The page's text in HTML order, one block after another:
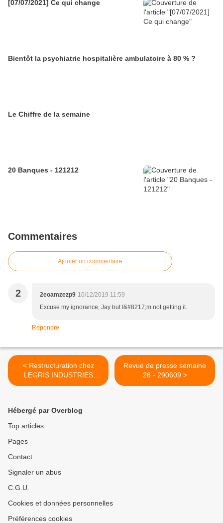
[07/07/2021] Ce qui change
Bientôt la psychiatrie hospitalière ambulatoire à 80 % ?
Le Chiffre de la semaine
20 Banques - 121212
Commentaires
Ajouter un commentaire
2 2eoamzezp9 10/12/2019 11:59
Excuse my ignorance, Jay but I&#8217;m not getting it.
Répondre
< Restructuration chez
LEGRIS INDUSTRIES
(SAVOYE) - 280609
Revue de presse semaine
26 - 290609 >
Hébergé par Overblog
Top articles
Pages
Contact
Signaler un abus
C.G.U.
Cookies et données personnelles
Préférences cookies